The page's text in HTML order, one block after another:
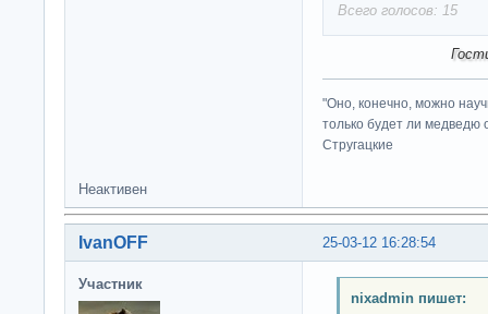
Всего голосов: 15
"Оно, конечно, можно
только будет ли медведю
Стругацкие
Неактивен
25-03-12 16:28:54
IvanOFF
Участник
nixadmin пишет: